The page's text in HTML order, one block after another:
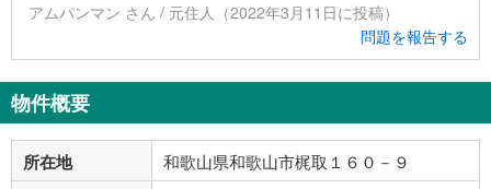
アムパンマン さん / 元住人（2022年3月11日に投稿）
問題を報告する
物件概要
所在地 和歌山県和歌山市梶取１６０－９